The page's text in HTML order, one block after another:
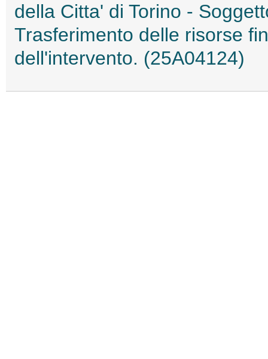
della Citta' di Torino -
Trasferimento delle risorse
dell'intervento. (25A04124)